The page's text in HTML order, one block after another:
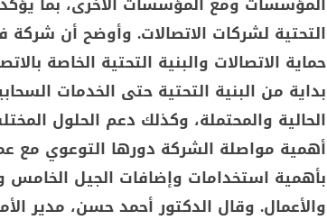
التحتية لشركات الاتصالات. وأوضح أن
حماية الاتصالات والبنية التحتية الخاصة
بداية من البنية التحتية حتى الخدمات
الحالية والمحتملة، وكذلك دعم الحلول
أهمية مواصلة الشركة دورها التوعوي مع
بأهمية استخدامات وإضافات الجيل الخامس